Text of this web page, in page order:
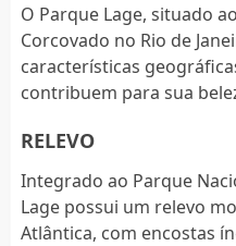
O Parque Lage, situado
Corcovado no Rio de
características
contribuem para sua
RELEVO
Integrado ao Parque
Lage possui um relevo
Atlântica, com encostas